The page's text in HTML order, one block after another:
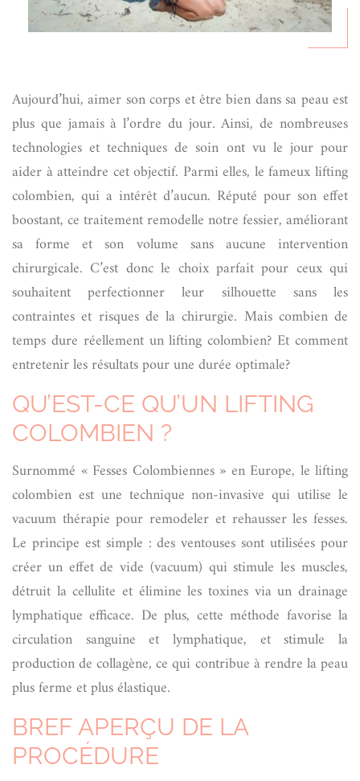
Aujourd’hui, aimer son corps et être bien dans sa peau est
plus que jamais à l’ordre du jour. Ainsi, de nombreuses
technologies et techniques de soin ont vu le jour pour
aider à atteindre cet objectif. Parmi elles, le fameux lifting
colombien, qui a intérêt d’aucun. Réputé pour son effet
boostant, ce traitement remodelle notre fessier, améliorant
sa forme et son volume sans aucune intervention
chirurgicale. C’est donc le choix parfait pour ceux qui
souhaitent perfectionner leur silhouette sans les
contraintes et risques de la chirurgie. Mais combien de
temps dure réellement un lifting colombien? Et comment
entretenir les résultats pour une durée optimale?
QU’EST-CE QU’UN LIFTING
COLOMBIEN ?
Surnommé « Fesses Colombiennes » en Europe, le lifting
colombien est une technique non-invasive qui utilise le
vacuum thérapie pour remodeler et rehausser les fesses.
Le principe est simple : des ventouses sont utilisées pour
créer un effet de vide (vacuum) qui stimule les muscles,
détruit la cellulite et élimine les toxines via un drainage
lymphatique efficace. De plus, cette méthode favorise la
circulation sanguine et lymphatique, et stimule la
production de collagène, ce qui contribue à rendre la peau
plus ferme et plus élastique.
BREF APERÇU DE LA
PROCÉDURE